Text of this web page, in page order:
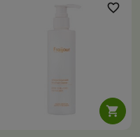

favorite_border